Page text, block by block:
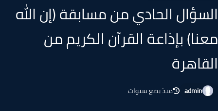
الحادي من مسابقة (إن الله
بإذاعة القرآن الكريم من
admin منذ بضع سنوات